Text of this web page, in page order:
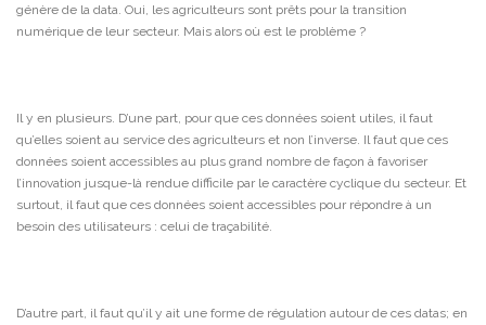
génère de la data. Oui, les agriculteurs sont prêts pour la transition
numérique de leur secteur. Mais alors où est le problème ?
Il y en plusieurs. D’une part, pour que ces données soient utiles, il faut
qu’elles soient au service des agriculteurs et non l’inverse. Il faut que ces
données soient accessibles au plus grand nombre de façon à favoriser
l’innovation jusque-là rendue difficile par le caractère cyclique du secteur. Et
surtout, il faut que ces données soient accessibles pour répondre à un
besoin des utilisateurs : celui de traçabilité.
D’autre part, il faut qu’il y ait une forme de régulation autour de ces datas; en